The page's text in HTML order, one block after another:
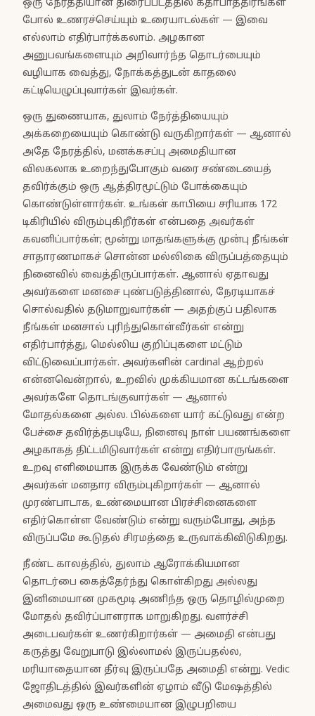
ஒரு நேர்த்தியான திரைப்படத்தில் கதாபாத்திரங்கள்
போல் உணரச்செய்யும் உரையாடல்கள் — இவை
எல்லாம் எதிர்பார்க்கலாம். அழகான
அனுபவங்களையும் அறிவார்ந்த தொடர்பையும்
வழியாக வைத்து, நோக்கத்துடன் காதலை
கட்டியெழுப்புவார்கள் இவர்கள்.
ஒரு துணையாக, துலாம் நேர்த்தியையும்
அக்கறையையும் கொண்டு வருகிறார்கள் — ஆனால்
அதே நேரத்தில், மனக்கசப்பு அமைதியான
விலகலாக உறைந்துபோகும் வரை சண்டையைத்
தவிர்க்கும் ஒரு ஆத்திரமூட்டும் போக்கையும்
கொண்டுள்ளார்கள். உங்கள் காபியை சரியாக 172
டிகிரியில் விரும்புகிறீர்கள் என்பதை அவர்கள்
கவனிப்பார்கள்; மூன்று மாதங்களுக்கு முன்பு நீங்கள்
சாதாரணமாகச் சொன்ன மல்லிகை விருப்பத்தையும்
நினைவில் வைத்திருப்பார்கள். ஆனால் ஏதாவது
அவர்களை மனசை புண்படுத்தினால், நேரடியாகச்
சொல்வதில் தடுமாறுவார்கள் — அதற்குப் பதிலாக
நீங்கள் மனசால் புரிந்துகொள்வீர்கள் என்று
எதிர்பார்த்து, மெல்லிய குறிப்புகளை மட்டும்
விட்டுவைப்பார்கள். அவர்களின் cardinal ஆற்றல்
என்னவென்றால், உறவில் முக்கியமான கட்டங்களை
அவர்களே தொடங்குவார்கள் — ஆனால்
மோதல்களை அல்ல. பில்களை யார் கட்டுவது என்ற
பேச்சை தவிர்த்தபடியே, நினைவு நாள் பயணங்களை
அழகாகத் திட்டமிடுவார்கள் என்று எதிர்பாருங்கள்.
உறவு எளிமையாக இருக்க வேண்டும் என்று
அவர்கள் மனதார விரும்புகிறார்கள் — ஆனால்
முரண்பாடாக, உண்மையான பிரச்சினைகளை
எதிர்கொள்ள வேண்டும் என்று வரும்போது, அந்த
விருப்பமே கூடுதல் சிரமத்தை உருவாக்கிவிடுகிறது.
நீண்ட காலத்தில், துலாம் ஆரோக்கியமான
தொடர்பை கைத்தேர்ந்து கொள்கிறது அல்லது
இனிமையான முகமூடி அணிந்த ஒரு தொழில்முறை
மோதல் தவிர்ப்பாளராக மாறுகிறது. வளர்ச்சி
அடைபவர்கள் உணர்கிறார்கள் — அமைதி என்பது
கருத்து வேறுபாடு இல்லாமல் இருப்பதல்ல,
மரியாதையான தீர்வு இருப்பதே அமைதி என்று. Vedic
ஜோதிடத்தில் இவர்களின் ஏழாம் வீடு மேஷத்தில்
அமைவது ஒரு உண்மையான இழுபறியை